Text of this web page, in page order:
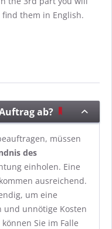
find them in English.
ab?
müssen
des
einholen. Eine
ausreichend.
um eine
unnötige Kosten
Sie im Falle